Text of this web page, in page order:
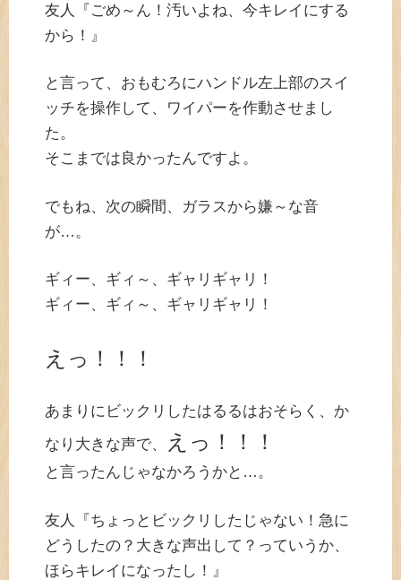
友人『ごめ～ん！汚いよね、今キレイにする
から！』
と言って、おもむろにハンドル左上部のスイ
ッチを操作して、ワイパーを作動させまし
た。
そこまでは良かったんですよ。
でもね、次の瞬間、ガラスから嫌～な音
が…。
ギィー、ギィ～、ギャリギャリ！
ギィー、ギィ～、ギャリギャリ！
えっ！！！
あまりにビックリしたはるるはおそらく、か
なり大きな声で、
えっ！！！
と言ったんじゃなかろうかと…。
友人『ちょっとビックリしたじゃない！急に
どうしたの？大きな声出して？っていうか、
ほらキレイになったし！』